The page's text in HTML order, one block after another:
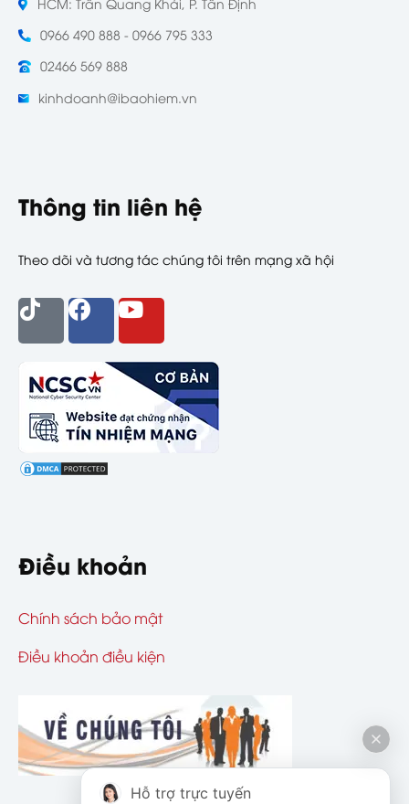
0966 490 888 - 0966 795 333
02466 569 888
kinhdoanh@ibaohiem.vn
Thông tin liên hệ
Theo dõi và tương tác chúng tôi trên mạng xã hội
Điều khoản
Chính sách bảo mật
Điều khoản điều kiện
Hỗ trợ trực tuyến